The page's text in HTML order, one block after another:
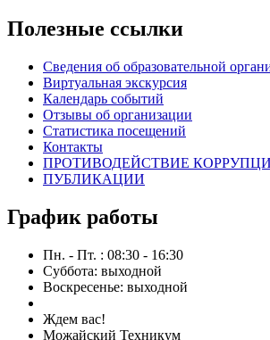
Полезные ссылки
Сведения об образовательной
Виртуальная экскурсия
Календарь событий
Отзывы об организации
Статистика посещений
Контакты
ПРОТИВОДЕЙСТВИЕ
ПУБЛИКАЦИИ
График работы
Пн. - Пт. : 08:30 - 16:30
Суббота: выходной
Воскресенье: выходной
Ждем вас!
Можайский Техникум